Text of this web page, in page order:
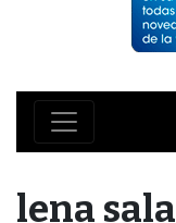
lena sala